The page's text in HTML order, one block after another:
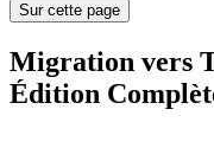
Sur cette page
Migration vers
Édition